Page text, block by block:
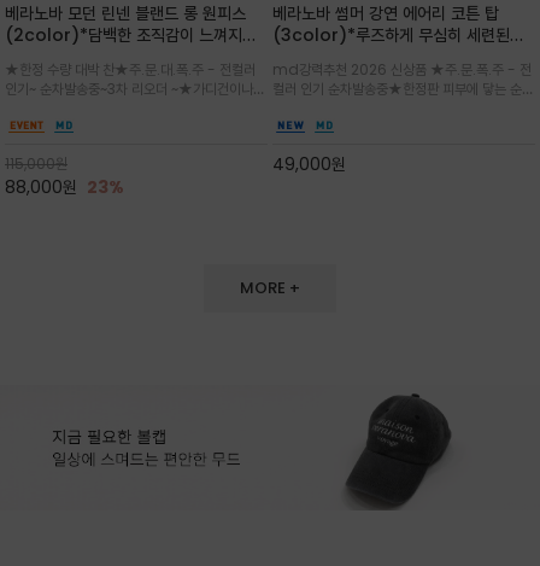
베라노바 모던 린넨 블랜드 롱 원피스
(2color)*담백한 조직감이 느껴지는
롱 원피스
★한정 수량 대박 찬★주.문.대.폭.주 - 전컬러
인기~ 순차발송중~3차 리오더 ~★가디건이나
도 손색이 없고,리조트룩까지 만능/답답하지 않
버하면서도 여리여리한 무
115,000원
88,000원 23%
베라노바 썸머 강연 에어리 코튼 탑
(3color)*루즈하게 무심히 세련된핏/
품은 시원함: 우수한 통기성
md강력추천 2026 신상품 ★주.문.폭.주 - 전
컬러 인기 순차발송중★한정판 피부에 닿는 순간
한 터치감~★여름에 오히려 이런티을 입으셔야
을 즐기실수 있습니다^^
49,000원
MORE +